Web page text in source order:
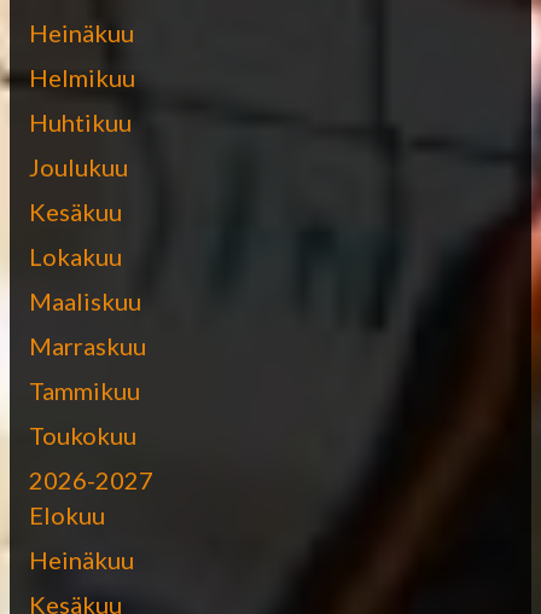
Heinäkuu
Helmikuu
Huhtikuu
Joulukuu
Kesäkuu
Lokakuu
Maaliskuu
Marraskuu
Tammikuu
Toukokuu
2026-2027
Elokuu
Heinäkuu
Kesäkuu